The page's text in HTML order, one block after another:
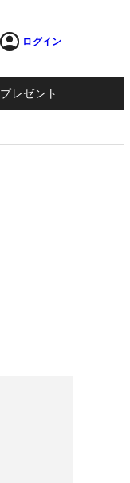
ログイン
プレゼント